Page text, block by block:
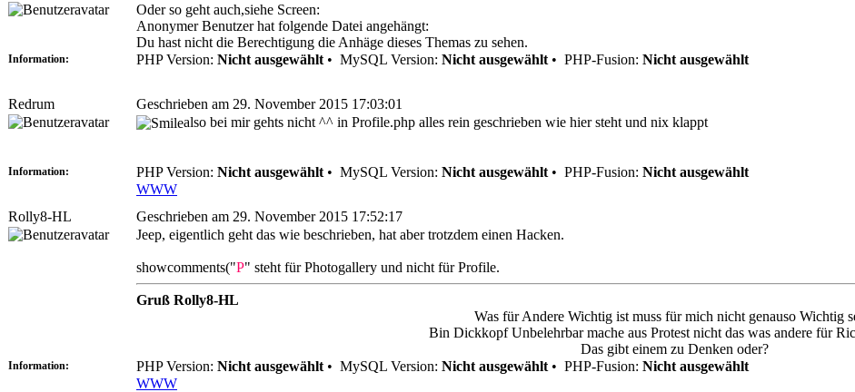
Oder so geht auch,siehe Screen:
Anonymer Benutzer hat folgende Datei angehängt:
Du hast nicht die Berechtigung die Anhäge dieses Themas zu sehen.
Information: PHP Version: Nicht ausgewählt • MySQL Version: Nicht ausgewählt • PHP-Fusion: Nicht ausgewählt
Redrum
Geschrieben am 29. November 2015 17:03:01
also bei mir gehts nicht ^^ in Profile.php alles rein geschrieben wie hier steht und nix klappt
Information: PHP Version: Nicht ausgewählt • MySQL Version: Nicht ausgewählt • PHP-Fusion: Nicht ausgewählt
WWW
Rolly8-HL
Geschrieben am 29. November 2015 17:52:17
Jeep, eigentlich geht das wie beschrieben, hat aber trotzdem einen Hacken.
showcomments("P" steht für Photogallery und nicht für Profile.
Gruß Rolly8-HL
Was für Andere Wichtig ist muss für mich nicht genauso Wichtig
Bin Dickkopf Unbelehrbar mache aus Protest nicht das was andere für
Das gibt einem zu Denken oder?
Information: PHP Version: Nicht ausgewählt • MySQL Version: Nicht ausgewählt • PHP-Fusion: Nicht ausgewählt
WWW